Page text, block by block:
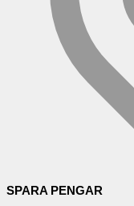
SPARA PENGAR